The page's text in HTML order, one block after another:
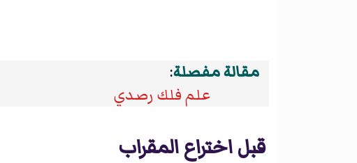
مقالة مفصلة:
علم فلك رصدي
قبل اختراع المقراب